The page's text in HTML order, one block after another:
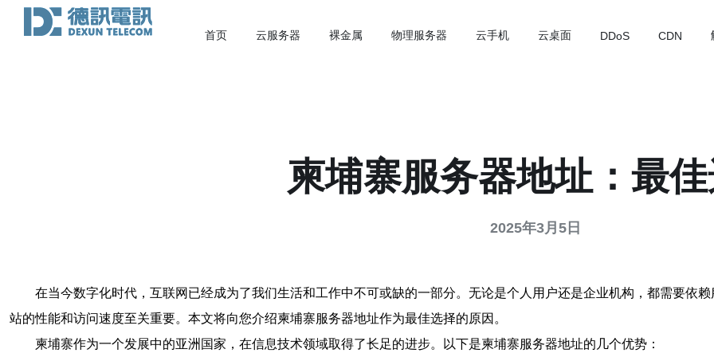
首页 云服务器 裸金属 物理服务器 云手机 云桌面 DDoS CDN
柬埔寨服务器地址：最
2025年3月5日
在当今数字化时代，互联网已经成为了我们生活和工作中不可或缺的一部分。无论是个人用户还是企业机构，都需要依
站的性能和访问速度至关重要。本文将向您介绍柬埔寨服务器地址作为最佳选择的原因。
柬埔寨作为一个发展中的亚洲国家，在信息技术领域取得了长足的进步。以下是柬埔寨服务器地址的几个优势：